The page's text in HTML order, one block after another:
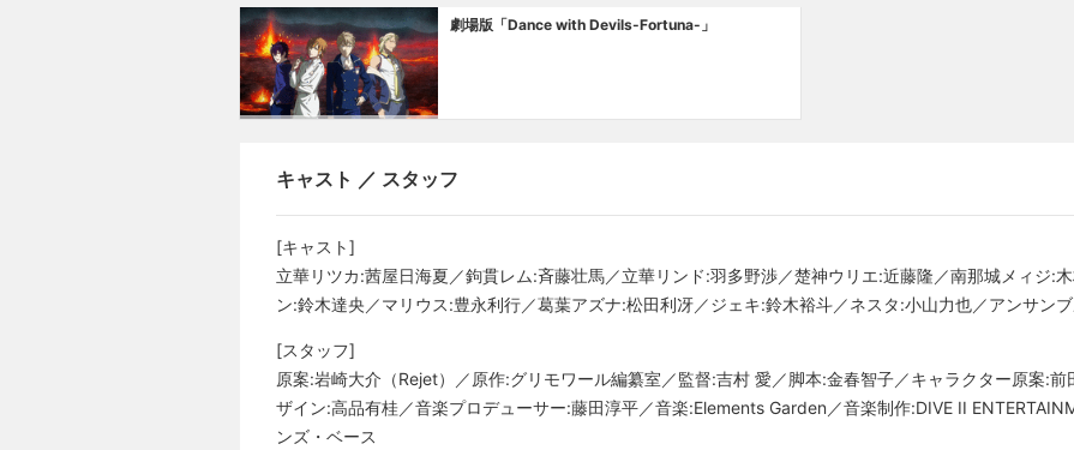
劇場版「Dance with Devils-Fortuna-」
キャスト ／ スタッフ
[キャスト]
立華リツカ:茜屋日海夏／鉤貫レム:斉藤壮馬／立華リンド:羽多野渉／楚神ウリエ:近藤隆／南那城メィジ:
ン:鈴木達央／マリウス:豊永利行／葛葉アズナ:松田利冴／ジェキ:鈴木裕斗／ネスタ:小山力也／アンサン
[スタッフ]
原案:岩崎大介（Rejet）／原作:グリモワール編纂室／監督:吉村 愛／脚本:金春智子／キャラクター原案:
ザイン:高品有桂／音楽プロデューサー:藤田淳平／音楽:Elements Garden／音楽制作:DIVE II
ンズ・ベース